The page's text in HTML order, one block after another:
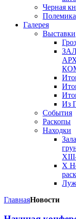
Черная
Полемика
Галерея
Выставки
Из
События
Раскопы
Находки
X
ГлавнаяНовости